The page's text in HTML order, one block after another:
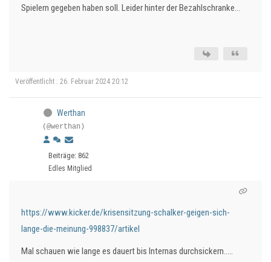
Spielern gegeben haben soll. Leider hinter der Bezahlschranke…
Veröffentlicht : 26. Februar 2024 20:12
Werthan
(@werthan)
Beiträge: 862
Edles Mitglied
https://www.kicker.de/krisensitzung-schalker-geigen-sich-
lange-die-meinung-998837/artikel
Mal schauen wie lange es dauert bis Internas durchsickern.....